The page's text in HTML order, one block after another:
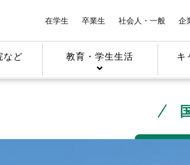
在学生 卒業生 社会人・一般 企
など 教育・学生生活 キ